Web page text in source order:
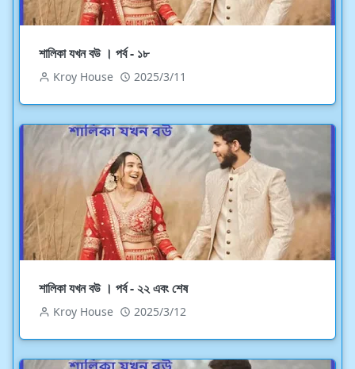
শালিকা যখন বউ । পর্ব - ১৮
Kroy House 2025/3/11
শালিকা যখন বউ । পর্ব - ২২ এবং শেষ
Kroy House 2025/3/12